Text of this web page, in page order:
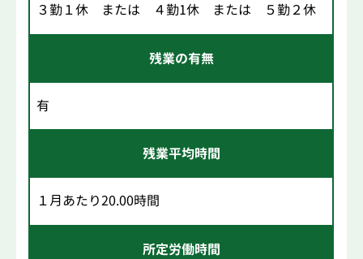
３勤１休 または ４勤1休 または ５勤２休
残業の有無
有
残業平均時間
１月あたり20.00時間
所定労働時間